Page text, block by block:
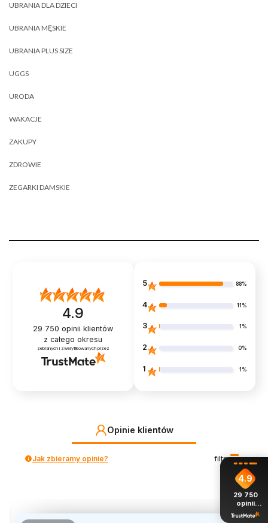
UBRANIA DLA DZIECI
UBRANIA MĘSKIE
UBRANIA PLUS SIZE
UGGS
URODA
WAKACJE
ZAKUPY
ZDROWIE
ZEGARKI DAMSKIE
4.9
29 750 opinii klientów
z całego okresu
zebranych i zweryfikowanych przez
5 88%
4 11%
3 1%
2 0%
1 1%
Opinie klientów
filtry
Jak zbieramy opinie?
4.9
29 750
opinii
z całego
okresu